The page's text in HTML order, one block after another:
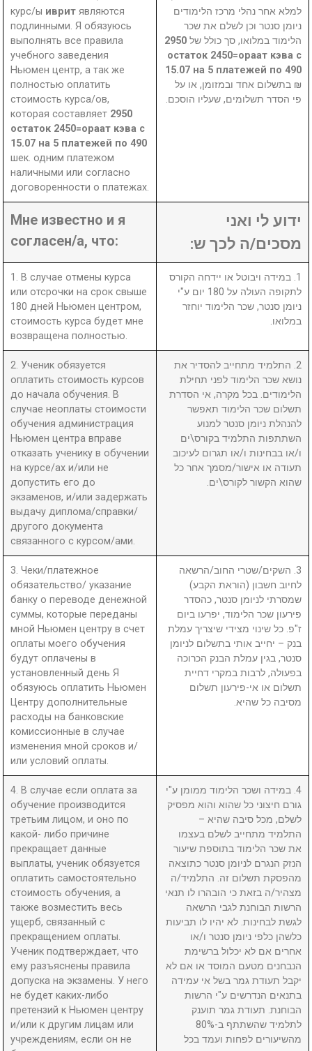
курс/ы ивритявляются
подлинными. Я обязуюсь
выполнять все правила
учебного заведения
Ньюмен центр, а так же
полностью оплатить
стоимость курса/ов,
которая составляет 2950
остаток 2450=ораат кэва с
15.07 на 5 платежей по 490
шек. одним платежом
наличными или согласно
договоренности о платежах.
למלא אחר נהלי מרכז הלימודים
ניומן סנטר וכן לשלם את שכר
הלימוד במלואו, סך כולל של 2950
остаток 2450=ораат кэва с
15.07 на 5 платежей по 490
₪ בתשלום אחד ובמזומן, או על
פי הסדר תשלומים, שעליו הוסכם.
Мне известно и я
согласен/а, что:
ידוע לי ואני
מסכים/ה לכך ש:
1. В случае отмены курса
или отсрочки на срок свыше
180 дней Ньюмен центром,
стоимость курса будет мне
возвращена полностью.
1. במידה ויבוטל או יידחה הקורס
לתקופה העולה על 180 יום ע"י
ניומן סנטר, שכר הלימוד יוחזר
במלואו.
2. Ученик обязуется
оплатить стоимость курсов
до начала обучения. В
случае неоплаты стоимости
обучения администрация
Ньюмен центра вправе
отказать ученику в обучении
на курсе/ах и/или не
допустить его до
экзаменов, и/или задержать
выдачу диплома/справки/
другого документа
связанного с курсом/ами.
2. התלמיד מתחייב להסדיר את
נושא שכר הלימוד לפני תחילת
הלימודים. בכל מקרה, אי הסדרת
תשלום שכר הלימוד תאפשר
להנהלת ניומן סנטר למנוע
השתתפות התלמיד בקורס\ים
ו/או בבחינות ו/או תגרום לעיכוב
תעודה או אישור/מסמך אחר כל
שהוא הקשור לקורס\ים.
3. Чеки/платежное
обязательство/ указание
банку о переводе денежной
суммы, которые переданы
мной Ньюмен центру в счет
оплаты моего обучения
будут оплачены в
установленный день Я
обязуюсь оплатить Ньюмен
Центру дополнительные
расходы на банковские
комиссионные в случае
изменения мной сроков и/
или условий оплаты.
3. השקים/שטרי החוב/הרשאה
לחיוב חשבון (הוראת הקבע)
שמסרתי לניומן סנטר, כהסדר
פירעון שכר הלימוד, יפרעו ביום
ז"פ. כל שינוי מצידי שיצריך עמלת
בנק – יחייב אותי בתשלום לניומן
סנטר, בגין עמלת הבנק הכרוכה
בפעולה, לרבות במקרי דחיית
תשלום או אי-פירעון תשלום
מסיבה כל שהיא.
4. В случае если оплата за
обучение производится
третьим лицом, и оно по
какой- либо причине
прекращает данные
выплаты, ученик обязуется
оплатить самостоятельно
стоимость обучения, а
также возместить весь
ущерб, связанный с
прекращением оплаты.
Ученик подтверждает, что
ему разъяснены правила
допуска на экзамены. У него
не будет каких-либо
претензий к Ньюмен центру
и/или к другим лицам или
учреждениям, если он не
4. במידה ושכר הלימוד ממומן ע"י
גורם חיצוני כל שהוא והוא מפסיק
לשלם, מכל סיבה שהיא –
התלמיד מתחייב לשלם בעצמו
את שכר הלימוד בתוספת שיעור
הנזק הנגרם לניומן סנטר כתוצאה
מהפסקת תשלום זה. התלמיד/ה
מצהיר/ה בזאת כי הובהרו לו תנאי
הרשות הבוחנת לגבי הרשאה
לגשת לבחינות. לא יהיו לו תביעות
כלשהן כלפי ניומן סנטר ו/או
אחרים אם לא יכלול ברשימת
הנבחנים מטעם המוסד או אם לא
יקבל תעודת גמר בשל אי עמידה
בתנאים הנדרשים ע"י הרשות
הבוחנת. תעודת גמר תוענק
לתלמיד שהשתתף ב-80%
מהשיעורים לפחות ועמד בכל